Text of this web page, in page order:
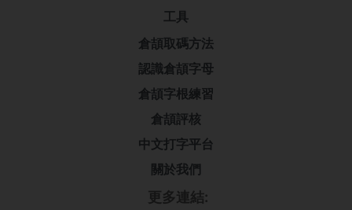
工具
倉頡取碼方法
認識倉頡字母
倉頡字根練習
倉頡評核
中文打字平台
關於我們
更多連結: